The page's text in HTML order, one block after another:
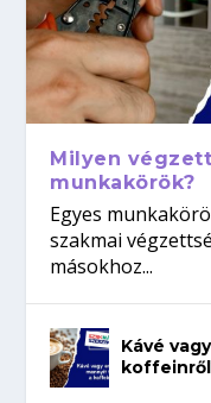
Milyen
munkakörök?
Egyes
szakmai
másokhoz...
Kávé